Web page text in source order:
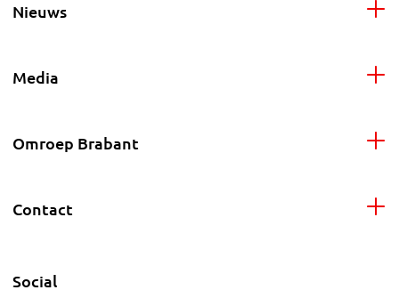
Nieuws
Media
Omroep Brabant
Contact
Social